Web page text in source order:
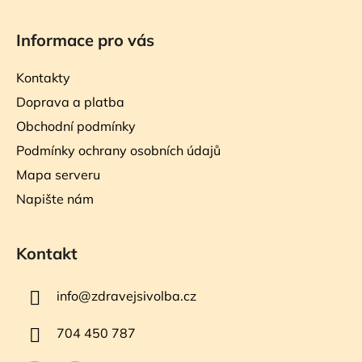
Informace pro vás
Kontakty
Doprava a platba
Obchodní podmínky
Podmínky ochrany osobních údajů
Mapa serveru
Napište nám
Kontakt
info@zdravejsivolba.cz
704 450 787